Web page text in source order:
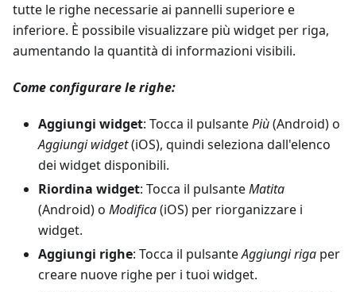
tutte le righe necessarie ai pannelli superiore e
inferiore. È possibile visualizzare più widget per riga,
aumentando la quantità di informazioni visibili.
Come configurare le righe:
Aggiungi widget: Tocca il pulsantePiù(Android) o
Aggiungi widget(iOS), quindi seleziona dall'elenco
dei widget disponibili.
Riordina widget: Tocca il pulsanteMatita
(Android) o Modifica(iOS) per riorganizzare i
widget.
Aggiungi righe: Tocca il pulsanteAggiungi riga per
creare nuove righe per i tuoi widget.